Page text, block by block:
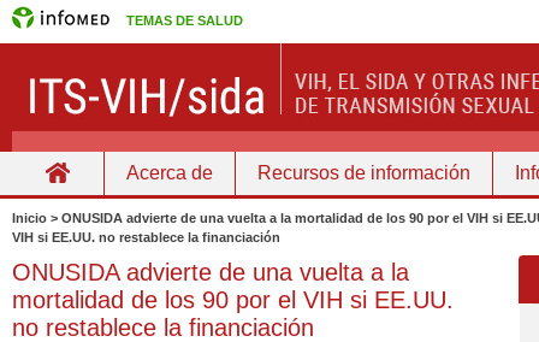
TEMAS DE SALUD
Acerca de Recursos de información
Inicio > ONUSIDA advierte de una vuelta a la mortalidad de los 90 por el VIH si
VIH si EE.UU. no restablece la financiación
ONUSIDA advierte de una vuelta a la
mortalidad de los 90 por el VIH si EE.UU.
no restablece la financiación